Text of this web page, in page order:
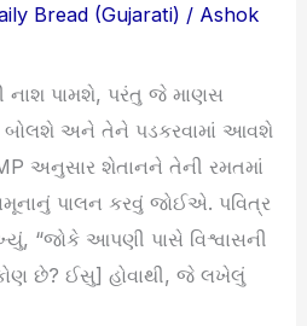
Bread (Gujarati) / Ashok
નાશ પામશે, પરંતુ જે માણસ
અને તેને પડકરવામાં આવશે
અનુસાર શેતાનને તેની રમતમાં
પાલન કરવું જોઈએ. પવિત્ર
“જોકે આપણી પાસે વિશ્વાસની
છે? ઈસુ] હોવાથી, જે લખેલું